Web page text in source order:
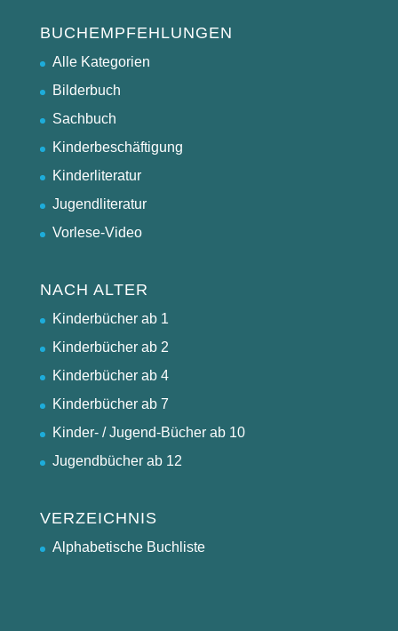
BUCHEMPFEHLUNGEN
Alle Kategorien
Bilderbuch
Sachbuch
Kinderbeschäftigung
Kinderliteratur
Jugendliteratur
Vorlese-Video
NACH ALTER
Kinderbücher ab 1
Kinderbücher ab 2
Kinderbücher ab 4
Kinderbücher ab 7
Kinder- / Jugend-Bücher ab 10
Jugendbücher ab 12
VERZEICHNIS
Alphabetische Buchliste